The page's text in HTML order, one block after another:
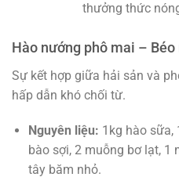
thưởng thức
Hào nướng phô mai –
Sự kết hợp giữa hải sản và
hấp dẫn khó chối từ.
Nguyên liệu: 1kg hào sữa,
bào sợi, 2 muỗng bơ lạt,
tây băm nhỏ.